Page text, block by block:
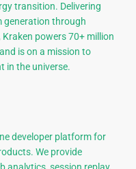
transition. Delivering
generation through
powers 70+ million
is on a mission to
in the universe.
developer platform for
We provide